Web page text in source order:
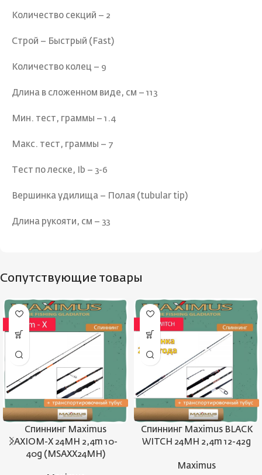
Количество секций – 2
Строй – Быстрый (Fast)
Количество колец – 9
Длина в сложенном виде, см – 113
Мин. тест, граммы – 1.4
Макс. тест, граммы – 7
Тест по леске, Ib – 3-6
Вершинка удилища – Полая (tubular tip)
Длина рукояти, см – 33
Сопутствующие товары
Спиннинг Maximus
AXIOM-X 24MH 2,4m 10-
40g (MSAXX24MH)
Спиннинг Maximus BLACK
WITCH 24MH 2,4m 12-42g
Maximus